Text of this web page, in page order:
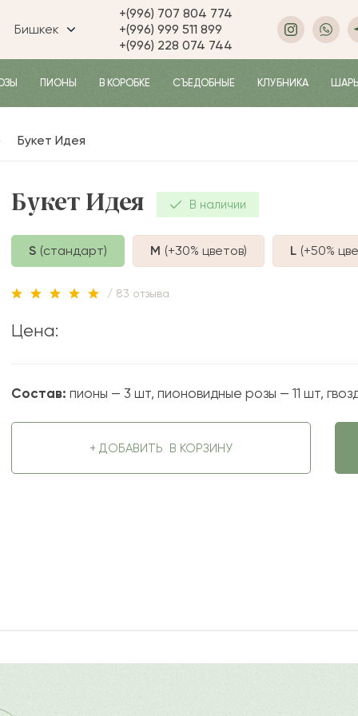
Бишкек
+(996) 707 804 774
+(996) 999 511 899
+(996) 228 074 744
ПИОНЫ В КОРОБКЕ СЪЕДОБНЫЕ КЛУБНИКА
Букет Идея
Букет Идея В наличии
S (стандарт) M (+30% цветов) L (+50%
/ 83 отзыва
Цена:
Состав: пионы — 3 шт, пионовидные розы — 11 шт,
+ ДОБАВИТЬ В КОРЗИНУ